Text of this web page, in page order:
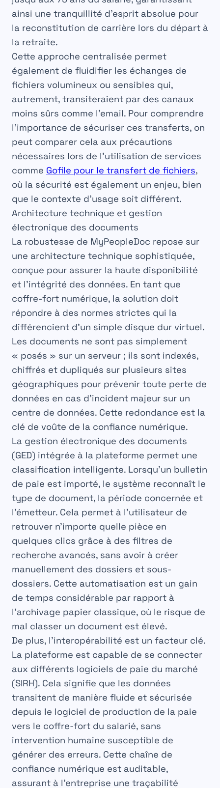
ainsi une tranquillité d’esprit absolue pour
la reconstitution de carrière lors du départ à
la retraite.
Cette approche centralisée permet
également de fluidifier les échanges de
fichiers volumineux ou sensibles qui,
autrement, transiteraient par des canaux
moins sûrs comme l’email. Pour comprendre
l’importance de sécuriser ces transferts, on
peut comparer cela aux précautions
nécessaires lors de l’utilisation de services
comme Gofile pour le transfert de fichiers,
où la sécurité est également un enjeu, bien
que le contexte d’usage soit différent.
Architecture technique et gestion
électronique des documents
La robustesse de MyPeopleDoc repose sur
une architecture technique sophistiquée,
conçue pour assurer la haute disponibilité
et l’intégrité des données. En tant que
coffre-fort numérique, la solution doit
répondre à des normes strictes qui la
différencient d’un simple disque dur virtuel.
Les documents ne sont pas simplement
« posés » sur un serveur ; ils sont indexés,
chiffrés et dupliqués sur plusieurs sites
géographiques pour prévenir toute perte de
données en cas d’incident majeur sur un
centre de données. Cette redondance est la
clé de voûte de la confiance numérique.
La gestion électronique des documents
(GED) intégrée à la plateforme permet une
classification intelligente. Lorsqu’un bulletin
de paie est importé, le système reconnaît le
type de document, la période concernée et
l’émetteur. Cela permet à l’utilisateur de
retrouver n’importe quelle pièce en
quelques clics grâce à des filtres de
recherche avancés, sans avoir à créer
manuellement des dossiers et sous-
dossiers. Cette automatisation est un gain
de temps considérable par rapport à
l’archivage papier classique, où le risque de
mal classer un document est élevé.
De plus, l’interopérabilité est un facteur clé.
La plateforme est capable de se connecter
aux différents logiciels de paie du marché
(SIRH). Cela signifie que les données
transitent de manière fluide et sécurisée
depuis le logiciel de production de la paie
vers le coffre-fort du salarié, sans
intervention humaine susceptible de
générer des erreurs. Cette chaîne de
confiance numérique est auditable,
assurant à l’entreprise une traçabilité